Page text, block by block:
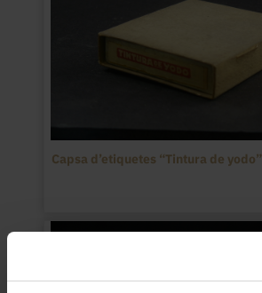
Capsa d’etiquetes “Tintura de yodo”